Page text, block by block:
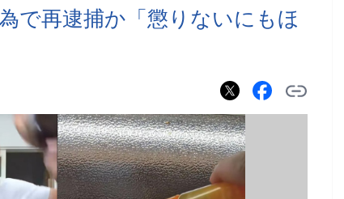
で再逮捕か「懲りないにもほ